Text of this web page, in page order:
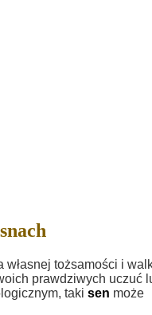
własnej tożsamości i
prawdziwych uczuć
taki sen może